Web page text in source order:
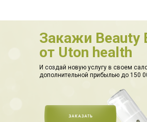
Закажи Beauty
от Uton health
И создай новую услугу в своем
дополнительной прибылью до 150